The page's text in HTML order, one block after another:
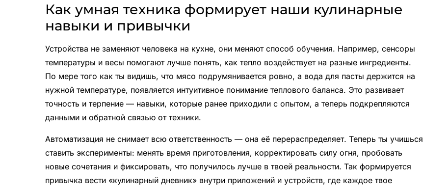
Как умная техника формирует наши кулинарные
навыки и привычки
Устройства не заменяют человека на кухне, они меняют способ обучения. Например, сенсоры
температуры и весы помогают лучше понять, как тепло воздействует на разные ингредиенты.
По мере того как ты видишь, что мясо подрумянивается ровно, а вода для пасты держится на
нужной температуре, появляется интуитивное понимание теплового баланса. Это развивает
точность и терпение — навыки, которые ранее приходили с опытом, а теперь подкрепляются
данными и обратной связью от техники.
Автоматизация не снимает всю ответственность — она её перераспределяет. Теперь ты учишься
ставить эксперименты: менять время приготовления, корректировать силу огня, пробовать
новые сочетания и фиксировать, что получилось лучше в твоей реальности. Так формируется
привычка вести «кулинарный дневник» внутри приложений и устройств, где каждое твое